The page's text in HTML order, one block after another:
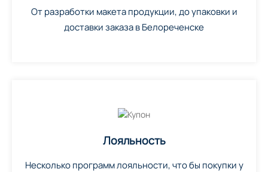
От разработки макета продукции, до упаковки и
доставки заказа в Белореченске
Лояльность
Несколько программ лояльности, что бы покупки у